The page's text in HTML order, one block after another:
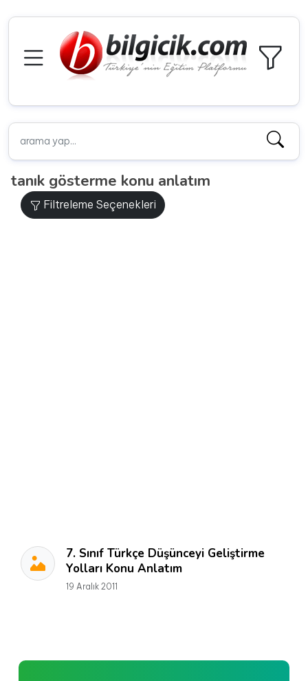
tanık gösterme konu anlatım
Filtreleme Seçenekleri
7. Sınıf Türkçe Düşünceyi Geliştirme
Yolları Konu Anlatım
19 Aralık 2011